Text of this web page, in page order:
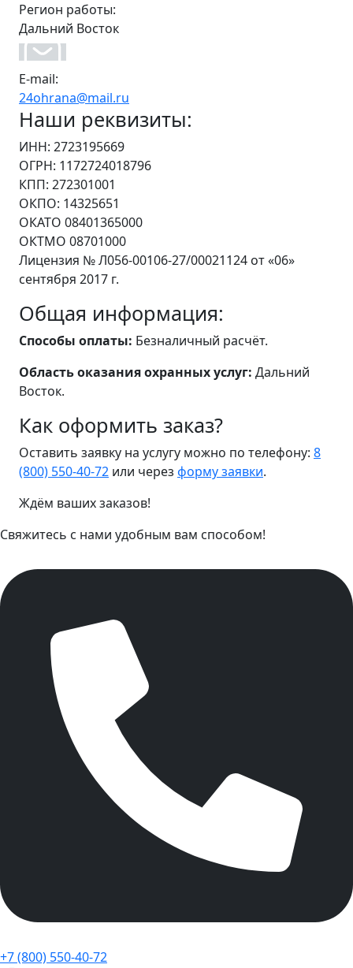
Регион работы:
Дальний Восток
E-mail:
24ohrana@mail.ru
Наши реквизиты:
ИНН: 2723195669
ОГРН: 1172724018796
КПП: 272301001
ОКПО: 14325651
ОКАТО 08401365000
ОКТМО 08701000
Лицензия № Л056-00106-27/00021124 от «06»
сентября 2017 г.
Общая информация:
Способы оплаты: Безналичный расчёт.
Область оказания охранных услуг: Дальний
Восток.
Как оформить заказ?
Оставить заявку на услугу можно по телефону: 8
(800) 550-40-72 или через форму заявки.
Ждём ваших заказов!
Свяжитесь с нами удобным вам способом!
+7 (800) 550-40-72